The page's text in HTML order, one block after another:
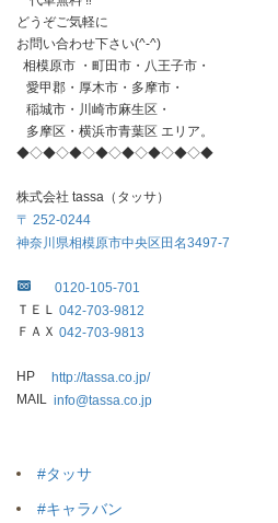
どうぞご気軽に
お問い合わせ下さい(^-^)
相模原市 ・町田市・八王子市・
愛甲郡・厚木市・多摩市・
稲城市・川崎市麻生区・
多摩区・横浜市青葉区 エリア。
◆◇◆◇◆◇◆◇◆◇◆◇◆◇◆
株式会社 tassa（タッサ）
〒 252-0244
神奈川県相模原市中央区田名3497-7
0120-105-701
ＴＥＬ 042-703-9812
ＦＡＸ 042-703-9813
HP
http://tassa.co.jp/
MAIL info@tassa.co.jp
#タッサ
#キャラバン